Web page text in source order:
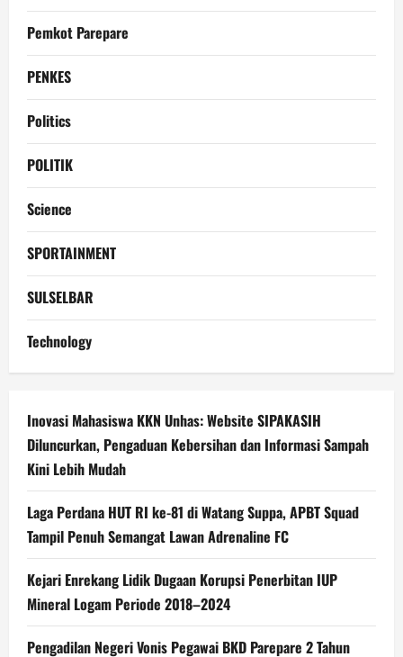
Pemkot Parepare
PENKES
Politics
POLITIK
Science
SPORTAINMENT
SULSELBAR
Technology
Inovasi Mahasiswa KKN Unhas: Website SIPAKASIH
Diluncurkan, Pengaduan Kebersihan dan Informasi Sampah
Kini Lebih Mudah
Laga Perdana HUT RI ke-81 di Watang Suppa, APBT Squad
Tampil Penuh Semangat Lawan Adrenaline FC
Kejari Enrekang Lidik Dugaan Korupsi Penerbitan IUP
Mineral Logam Periode 2018–2024
Pengadilan Negeri Vonis Pegawai BKD Parepare 2 Tahun